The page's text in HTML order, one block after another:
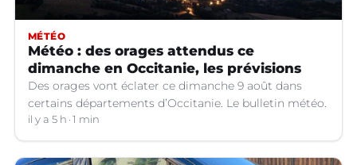
MÉTÉO
Météo : des orages attendus ce
dimanche en Occitanie, les prévisions
Des orages vont éclater ce dimanche 9 août dans
certains départements d’Occitanie. Le bulletin météo.
il y a 5 h 1 min